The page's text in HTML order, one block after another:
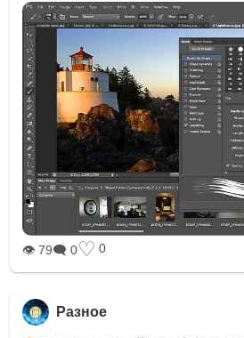
👁 79🗨 0♡ 0
Разное